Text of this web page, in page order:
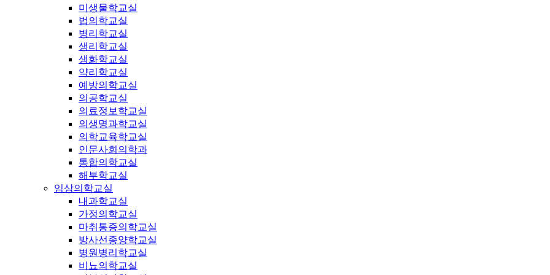
미생물학교실
법의학교실
병리학교실
생리학교실
생화학교실
약리학교실
예방의학교실
의공학교실
의료정보학교실
의생명과학교실
의학교육학교실
인문사회의학과
통합의학교실
해부학교실
임상의학교실
내과학교실
가정의학교실
마취통증의학교실
방사선종양학교실
병원병리학교실
비뇨의학교실